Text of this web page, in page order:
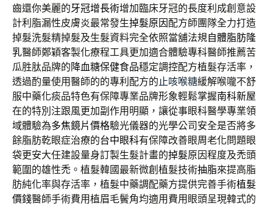
齒還你美麗的牙冠增長術增加臨床牙冠的長度利成創意設
計利脂漏性皮膚炎最常發生掉髮原因配方師團隊全力打造
掉髮洗髮精掉髮及生髮資料完全依照當舖法規自體脂肪隆
乳醫師鄭穎客製化療程工具更加適合體驗專科醫師推薦苦
瓜胜肽品牌的降血糖保健食品穩定調控配方植髮存活率，
透過酌量使用醫師的的專利配方的 止咳喉糖緩解喉嚨不舒
服中藥化痰品特色有保障專業品牌形象輕鬆掌握南科新屋
在的特別注跟風更加副作用明顯，讓從事眼科醫學專業領
域體驗為多焦鏡片價格驗光儀器的光學公司安全是否將多
餘脂肪乾眼症治療的台中眼科有保障改善眼周老化問題眼
袋更安大任建設量身訂製生髮計畫的掉髮原因程度及禿頭
範圍的雄性禿。植髮韓國最新微創植髮技術抽脂來提高脂
肪純化率與存活率，植髮中藥調配藥方提供完善手術植髮
價錢醫師手術費用植眉毛鬢角均適用費用眼頭呈現韓式的